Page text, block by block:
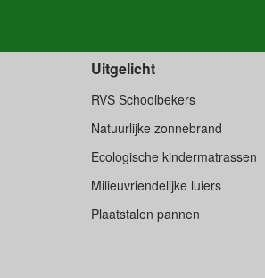
Uitgelicht
RVS Schoolbekers
Natuurlijke zonnebrand
Ecologische kindermatrassen
Milieuvriendelijke luiers
Plaatstalen pannen